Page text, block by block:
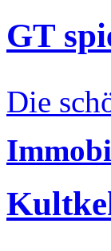
GT
Die